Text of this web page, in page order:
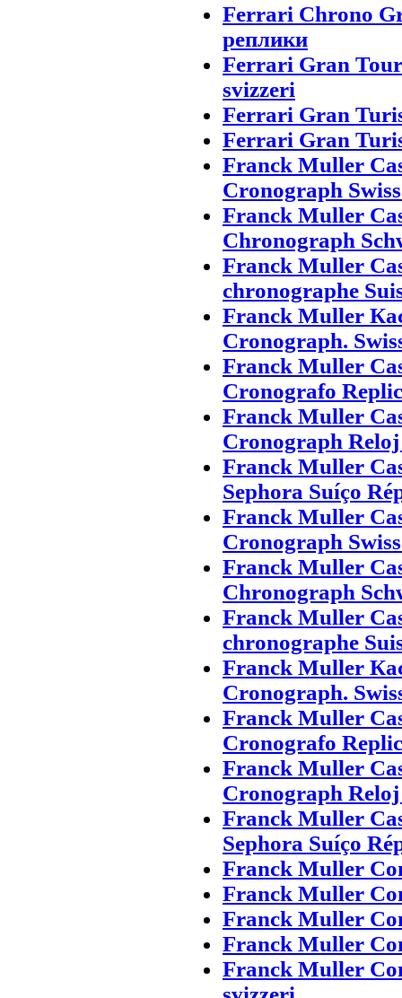
Ferrari Chrono
реплики
Ferrari Gran
svizzeri
Ferrari Gran
Ferrari Gran
Franck Muller
Cronograph
Franck Muller
Chronograph
Franck Muller
chronographe
Franck Muller
Cronograph.
Franck Muller
Cronografo
Franck Muller
Cronograph
Franck Muller
Sephora Suíço
Franck Muller
Cronograph
Franck Muller
Chronograph
Franck Muller
chronographe
Franck Muller
Cronograph.
Franck Muller
Cronografo
Franck Muller
Cronograph
Franck Muller
Sephora Suíço
Franck Muller
Franck Muller
Franck Muller
Franck Muller
Franck Muller